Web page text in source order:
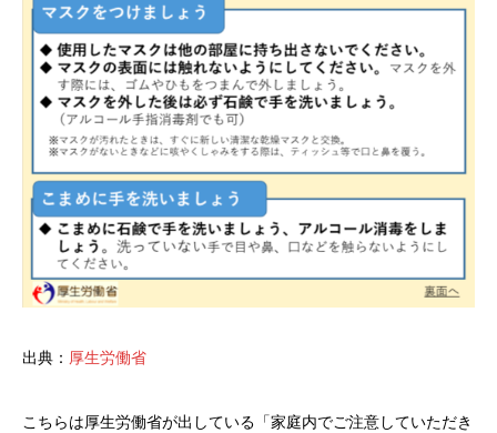
出典： 厚生労働省
こちらは厚生労働省が出している「家庭内でご注意していただき